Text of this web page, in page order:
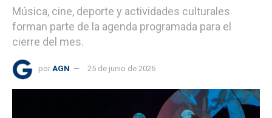
Música, cine, deporte y actividades culturales
forman parte de la agenda programada para el
cierre del mes.
por AGN 25 de junio de 2026